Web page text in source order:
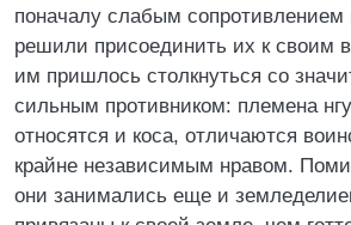
поначалу слабым сопротивлением
решили присоединить их к своим
им пришлось столкнуться со
сильным противником: племена
относятся и коса, отличаются
крайне независимым нравом.
они занимались еще и